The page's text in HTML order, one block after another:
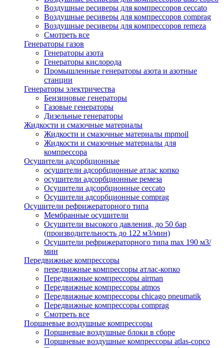
Воздушные ресиверы для компрессоров ceccato
Воздушные ресиверы для компрессоров comprag
Воздушные ресиверы для компрессоров remeza
Смотреть все
Генераторы газов
Генераторы азота
Генераторы кислорода
Промышленные генераторы азота и азотные
станции
Генераторы электричества
Бензиновые генераторы
Газовые генераторы
Дизельные генераторы
Жидкости и смазочные материалы
Жидкости и смазочные материалы mpmoil
Жидкости и смазочные материалы для
компрессора
Осушители адсорбционные
осушители адсорбционные атлас копко
осушители адсорбционные ремеза
Осушители адсорбционные ceccato
Осушители адсорбционные comprag
Осушители рефрижераторного типа
Мембранные осушители
Осушители высокого давления, до 50 бар
(производительность до 122 м3/мин)
Осушители рефрижераторного типа max 190 м3/
мин
Передвижные компрессоры
передвижные компрессоры атлас-копко
Передвижные компрессоры airman
Передвижные компрессоры atmos
Передвижные компрессоры chicago pneumatik
Передвижные компрессоры comprag
Смотреть все
Поршневые воздушные компрессоры
Поршневые воздушные блоки в сборе
Поршневые воздушные компрессоры atlas-copco